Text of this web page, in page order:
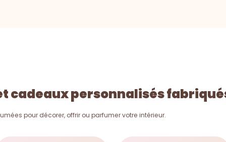
cadeaux personnalisés
pour décorer, offrir ou parfumer votre intérieur.